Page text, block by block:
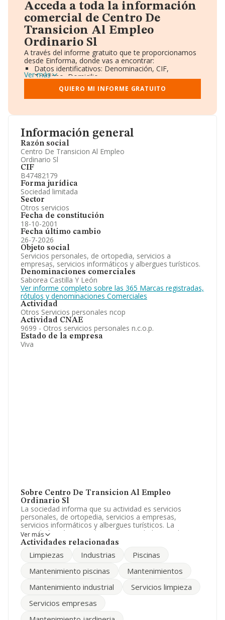
Información general
Razón social
Centro De Transicion Al Empleo
Ordinario Sl
CIF
B47482179
Forma jurídica
Sociedad limitada
Sector
Otros servicios
Fecha de constitución
18-10-2001
Fecha último cambio
26-7-2026
Objeto social
Servicios personales, de ortopedia, servicios a
empresas, servicios informáticos y albergues turísticos.
Denominaciones comerciales
Saborea Castilla Y León
Ver informe completo sobre las 365 Marcas registradas,
rótulos y denominaciones Comerciales
Actividad
Otros Servicios personales ncop
Actividad CNAE
9699 - Otros servicios personales n.c.o.p.
Estado de la empresa
Viva
Sobre Centro De Transicion Al Empleo
Ordinario Sl
La sociedad informa que su actividad es servicios
personales, de ortopedia, servicios a empresas,
servicios informáticos y albergues turísticos. La
sociedad está registrada como Sociedad Limitada. La
actividad de referencia CNAE corresponde a '%cnae%',
mercados exteriores.
Acerca de la información en los distintos rankings: en
sectorial, pasando del 121 al 130. Antes de la compañía,
Agrojilor SluyNote Zero Try Out Sociedad
Ver más
Actividades relacionadas
Limpiezas Industrias
Piscinas
Mantenimiento piscinas
Mantenimientos
Mantenimiento industrial
Servicios limpieza
Servicios empresas
Acceda a toda la información
comercial de Centro De
Transicion Al Empleo
Ordinario Sl
A través del informe gratuito que te proporcionamos
desde Einforma, donde vas a encontrar:
Datos identificativos: Denominación, CIF,
Teléfono, Domicilio.
Informe Mercantil Completo (BORME).
Gráficos de Evolución Ventas y Empleados.
Consejo de Administración y Administradores.
Accionistas.
Artículos de prensa publicados sobre la empresa.
Información oficial y registral complementaria.
Ver más
QUIERO MI INFORME GRATUITO